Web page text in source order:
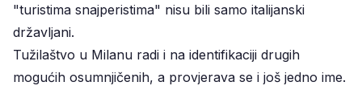
"turistima snajperistima" nisu bili samo italijanski
državljani.
Tužilaštvo u Milanu radi i na identifikaciji drugih
mogućih osumnjičenih, a provjerava se i još jedno ime.